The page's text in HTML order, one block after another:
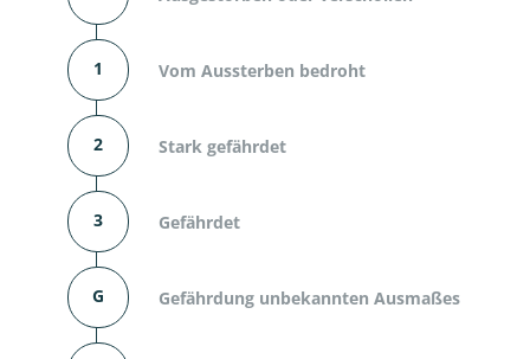
1 Vom Aussterben bedroht
2 Stark gefährdet
3 Gefährdet
G Gefährdung unbekannten Ausmaßes